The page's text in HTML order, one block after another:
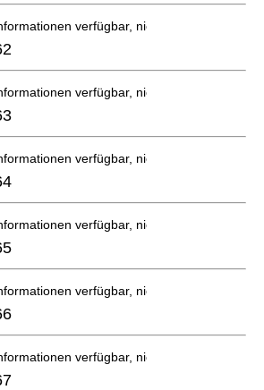
verfügbar, nicht bestellbar
verfügbar, nicht bestellbar
verfügbar, nicht bestellbar
verfügbar, nicht bestellbar
verfügbar, nicht bestellbar
verfügbar, nicht bestellbar